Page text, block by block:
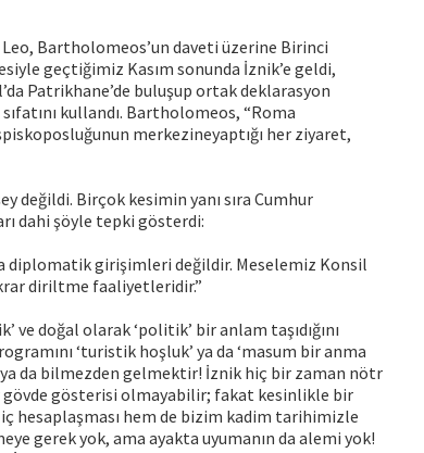
Bartholomeos’un daveti üzerine Birinci
geçtiğimiz Kasım sonunda İznik’e geldi,
Patrikhane’de buluşup ortak deklarasyon
kullandı. Bartholomeos, “Roma
merkezineyaptığı her ziyaret,
değildi. Birçok kesimin yanı sıra Cumhur
dahi şöyle tepki gösterdi:
diplomatik girişimleri değildir. Meselemiz Konsil
diriltme faaliyetleridir.”
ve doğal olarak ‘politik’ bir anlam taşıdığını
‘turistik hoşluk’ ya da ‘masum bir anma
da bilmezden gelmektir! İznik hiç bir zaman nötr
gösterisi olmayabilir; fakat kesinlikle bir
iç hesaplaşması hem de bizim kadim tarihimizle
gerek yok, ama ayakta uyumanın da alemi yok!